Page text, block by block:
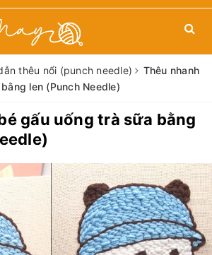
thêu nổi (punch needle)
Thêu nhanh
len (Punch Needle)
gấu uống trà sữa bằng